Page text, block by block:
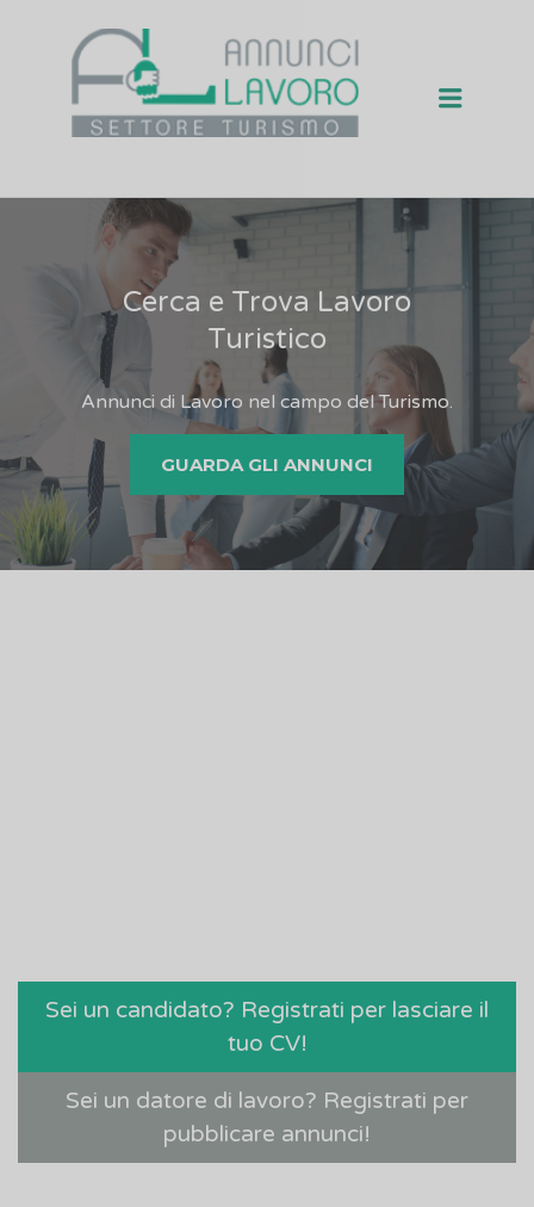
Menu
Cerca e Trova Lavoro
Turistico
Annunci di Lavoro nel campo del Turismo.
GUARDA GLI ANNUNCI
Sei un candidato? Registrati per lasciare il
tuo CV!
Sei un datore di lavoro? Registrati per
pubblicare annunci!